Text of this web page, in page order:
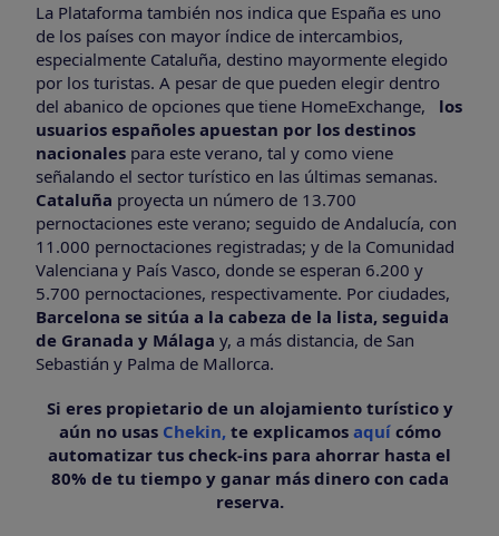
La Plataforma también nos indica que España es uno
de los países con mayor índice de intercambios,
especialmente Cataluña, destino mayormente elegido
por los turistas. A pesar de que pueden elegir dentro
del abanico de opciones que tiene HomeExchange, los
usuarios españoles apuestan por los destinos
nacionales para este verano, tal y como viene
señalando el sector turístico en las últimas semanas.
Cataluña proyecta un número de 13.700
pernoctaciones este verano; seguido de Andalucía, con
11.000 pernoctaciones registradas; y de la Comunidad
Valenciana y País Vasco, donde se esperan 6.200 y
5.700 pernoctaciones, respectivamente. Por ciudades,
Barcelona se sitúa a la cabeza de la lista, seguida
de Granada y Málaga y, a más distancia, de San
Sebastián y Palma de Mallorca.
Si eres propietario de un alojamiento turístico y
aún no usasChekin,te explicamos aquícómo
automatizar tus check-ins para ahorrar hasta el
80% de tu tiempo y ganar más dinero con cada
reserva.